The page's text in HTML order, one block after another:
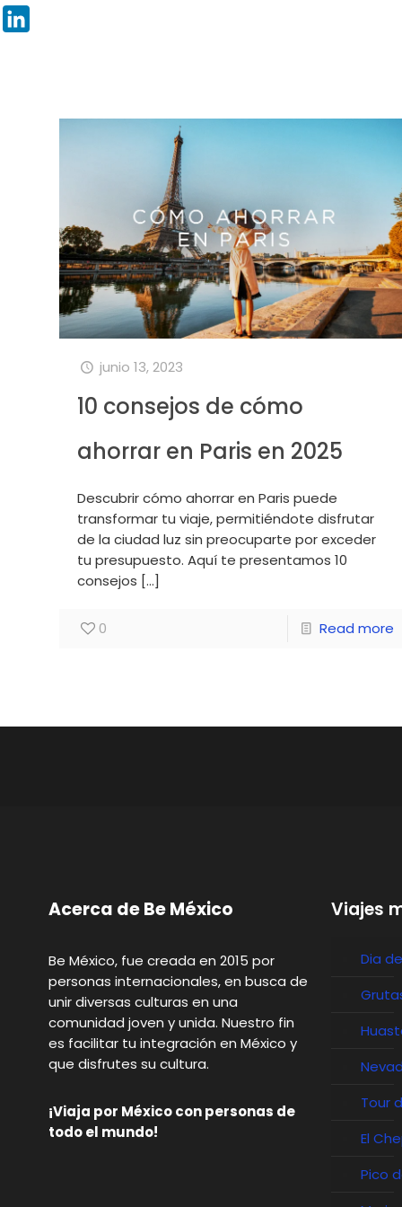
junio 13, 2023
10 consejos de cómo
ahorrar en Paris en 2025
Descubrir cómo ahorrar en Paris puede
transformar tu viaje, permitiéndote disfrutar
de la ciudad luz sin preocuparte por exceder
tu presupuesto. Aquí te presentamos 10
consejos […]
0 Read more
Acerca de Be México
Be México, fue creada en 2015 por
personas internacionales, en busca de
unir diversas culturas en una
comunidad joven y unida. Nuestro fin
es facilitar tu integración en México y
que disfrutes su cultura.
¡Viaja por México con personas de
todo el mundo!
Viajes
Dia
Tour
El
Pico
Pinterest